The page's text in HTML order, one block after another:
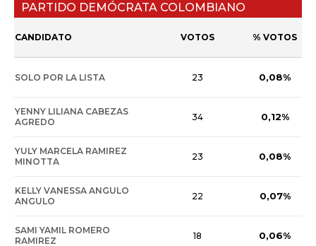
PARTIDO DEMÓCRATA COLOMBIANO
CANDIDATO VOTOS % VOTOS
SOLO POR LA LISTA 23 0,08%
YENNY LILIANA CABEZAS
AGREDO
34 0,12%
YULY MARCELA RAMIREZ
MINOTTA
23 0,08%
KELLY VANESSA ANGULO
ANGULO
22 0,07%
SAMI YAMIL ROMERO
RAMIREZ
18 0,06%